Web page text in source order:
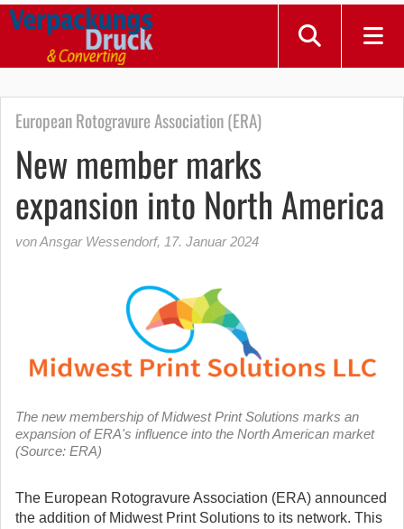
European Rotogravure Association (ERA)
New member marks
expansion into North America
von Ansgar Wessendorf, 17. Januar 2024
The new membership of Midwest Print Solutions marks an
expansion of ERA's influence into the North American market
(Source: ERA)
The European Rotogravure Association (ERA) announced
the addition of Midwest Print Solutions to its network. This